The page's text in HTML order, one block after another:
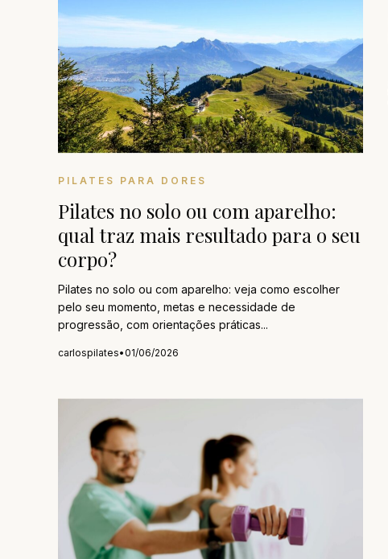
PILATES PARA DORES
Pilates no solo ou com aparelho:
qual traz mais resultado para o seu
corpo?
Pilates no solo ou com aparelho: veja como escolher
pelo seu momento, metas e necessidade de
progressão, com orientações práticas...
carlospilates•01/06/2026